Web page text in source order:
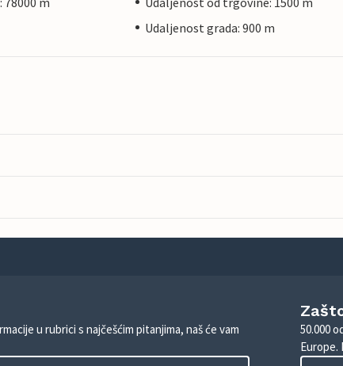
Udaljenost grada: 900 m
u rubrici s najčešćim pitanjima, naš će vam
50.000
Europe.